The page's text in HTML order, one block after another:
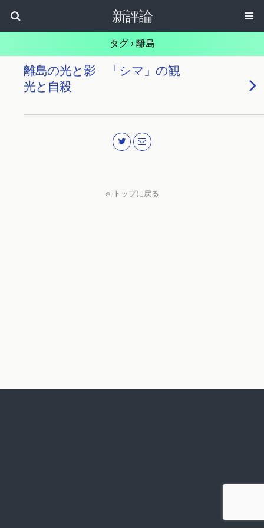
新評論
タグ › 離島
離島の光と影 「シマ」の観
光と自殺
トップに戻る